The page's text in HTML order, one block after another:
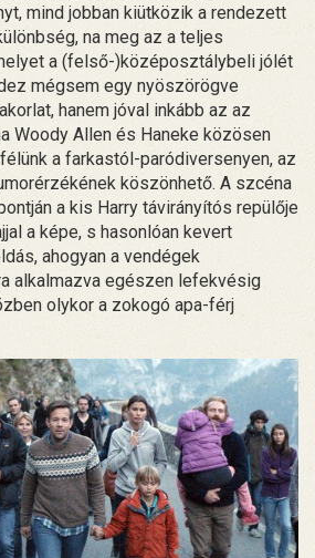
mind jobban kiütközik a rendezett
na meg az a teljes
a (felső-)középosztálybeli jólét
mégsem egy nyöszörögve
hanem jóval inkább az az
Woody Allen és Haneke közösen
a farkastól-paródiversenyen, az
köszönhető. A szcéna
a kis Harry távirányítós repülője
a képe, s hasonlóan kevert
ahogyan a vendégek
alkalmazva egészen lefekvésig
olykor a zokogó apa-férj